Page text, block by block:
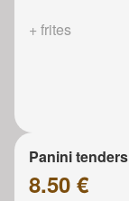
+ frites
Panini tenders
8.50 €